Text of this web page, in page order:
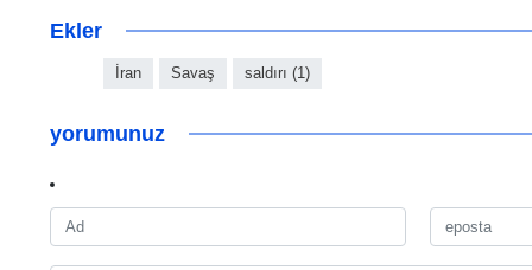
Ekler
İran Savaş saldırı (1)
yorumunuz